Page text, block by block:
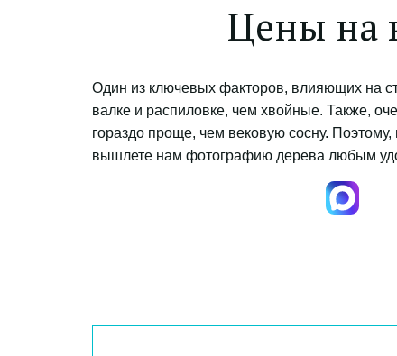
Цены на
Один из ключевых факторов, влияющих на
валке и распиловке, чем хвойные. Также,
гораздо проще, чем вековую сосну.
вышлете нам фотографию дерева любым